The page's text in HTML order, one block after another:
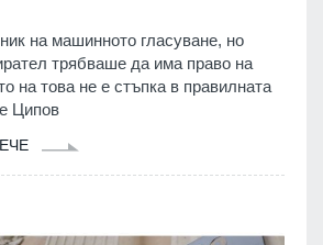
на машинното гласуване, но
трябваше да има право на
на това не е стъпка в правилната
Ципов